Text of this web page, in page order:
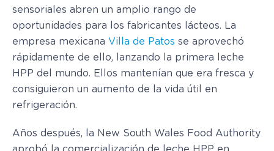
sensoriales abren un amplio rango de
oportunidades para los fabricantes lácteos. La
empresa mexicana Villa de Patos se aprovechó
rápidamente de ello, lanzando la primera leche
HPP del mundo. Ellos mantenían que era fresca y
consiguieron un aumento de la vida útil en
refrigeración.
Años después, la New South Wales Food Authority